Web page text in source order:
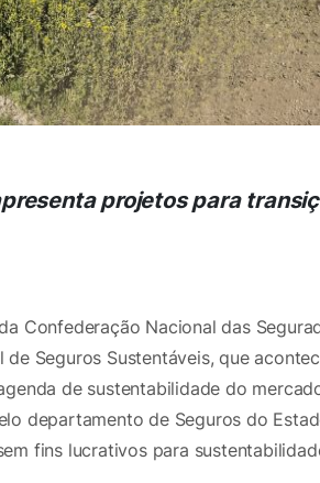
projetos para
Confederação Nacional das
de Seguros Sustentáveis, que
de sustentabilidade do
departamento de Seguros do
fins lucrativos para